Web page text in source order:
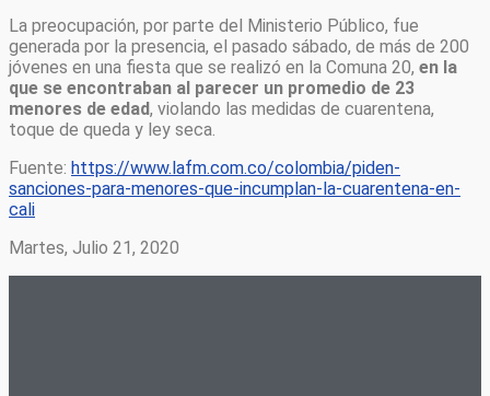
La preocupación, por parte del Ministerio Público, fue
generada por la presencia, el pasado sábado, de más de 200
jóvenes en una fiesta que se realizó en la Comuna 20, en la
que se encontraban al parecer un promedio de 23
menores de edad, violando las medidas de cuarentena,
toque de queda y ley seca.
Fuente: https://www.lafm.com.co/colombia/piden-
sanciones-para-menores-que-incumplan-la-cuarentena-en-
cali
Martes, Julio 21, 2020